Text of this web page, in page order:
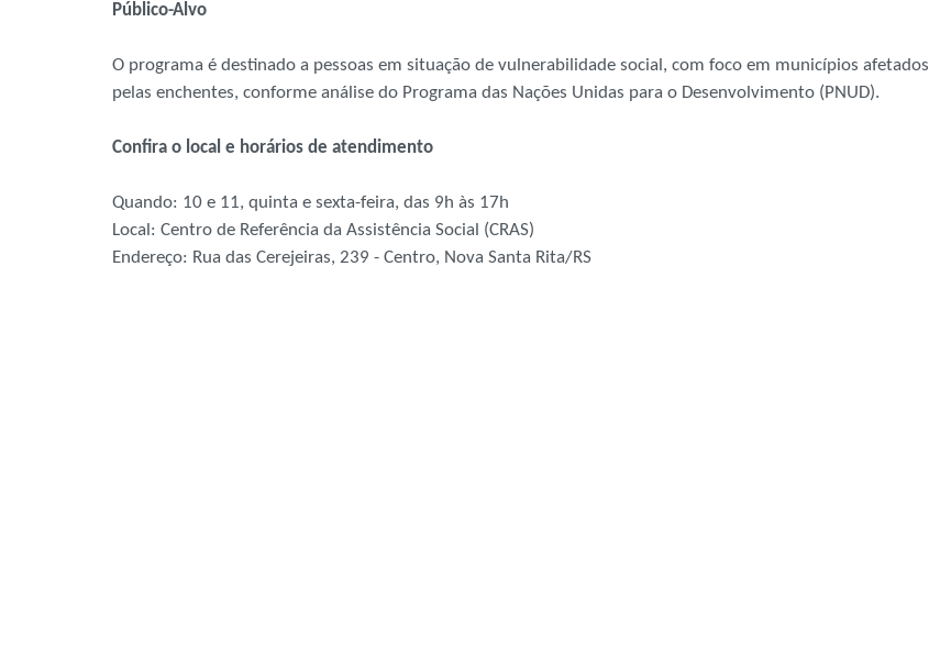
Público-Alvo
O programa é destinado a pessoas em situação de vulnerabilidade social, com foco em municípios afetados
pelas enchentes, conforme análise do Programa das Nações Unidas para o Desenvolvimento (PNUD).
Confira o local e horários de atendimento
Quando: 10 e 11, quinta e sexta-feira, das 9h às 17h
Local: Centro de Referência da Assistência Social (CRAS)
Endereço: Rua das Cerejeiras, 239 - Centro, Nova Santa Rita/RS